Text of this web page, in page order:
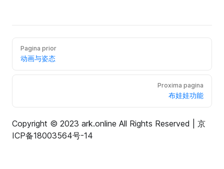
Pagina prior
动画与姿态
Proxima pagina
布娃娃功能
Copyright © 2023 ark.online All Rights Reserved | 京
ICP备18003564号-14